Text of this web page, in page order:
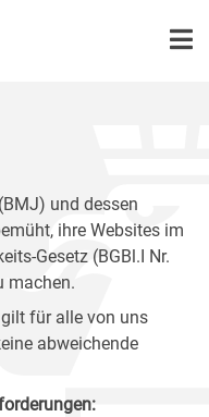
und dessen
ihre Websites im
Gesetz (BGBl.I Nr.
machen.
für alle von uns
abweichende